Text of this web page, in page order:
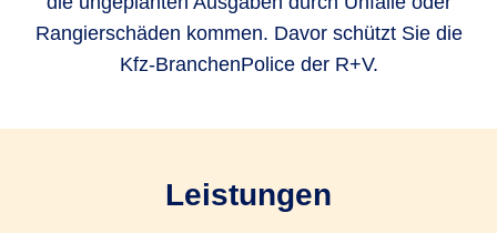
Rangierschäden kommen. Davor schützt Sie die
Kfz-BranchenPolice der R+V.
Leistungen